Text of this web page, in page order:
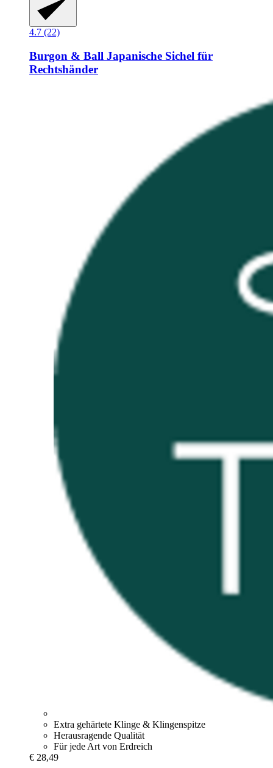
4.7 (22)
Burgon & Ball Japanische Sichel für
Rechtshänder
Extra gehärtete Klinge & Klingenspitze
Herausragende Qualität
Für jede Art von Erdreich
€ 28,49